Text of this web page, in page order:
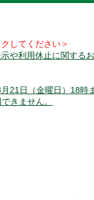
してください＞
や利用休止に関する
21日（金曜日）18時
きません。